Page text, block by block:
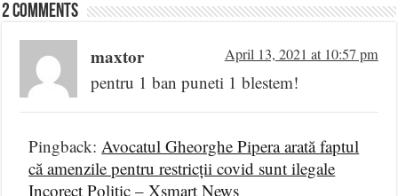
2 comments
maxtor April 13, 2021 at 10:57 pm
pentru 1 ban puneti 1 blestem!
Pingback: Avocatul Gheorghe Pipera arată faptul
că amenzile pentru restricții covid sunt ilegale
Incorect Politic – Xsmart News